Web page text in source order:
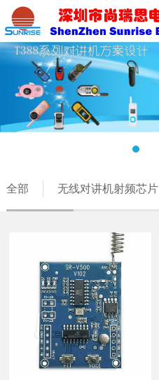
全部 无线对讲机射频芯片